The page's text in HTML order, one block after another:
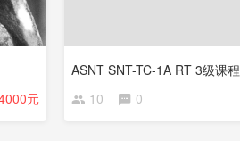
元
ASNT SNT-TC-1A RT 3级课程
10
0